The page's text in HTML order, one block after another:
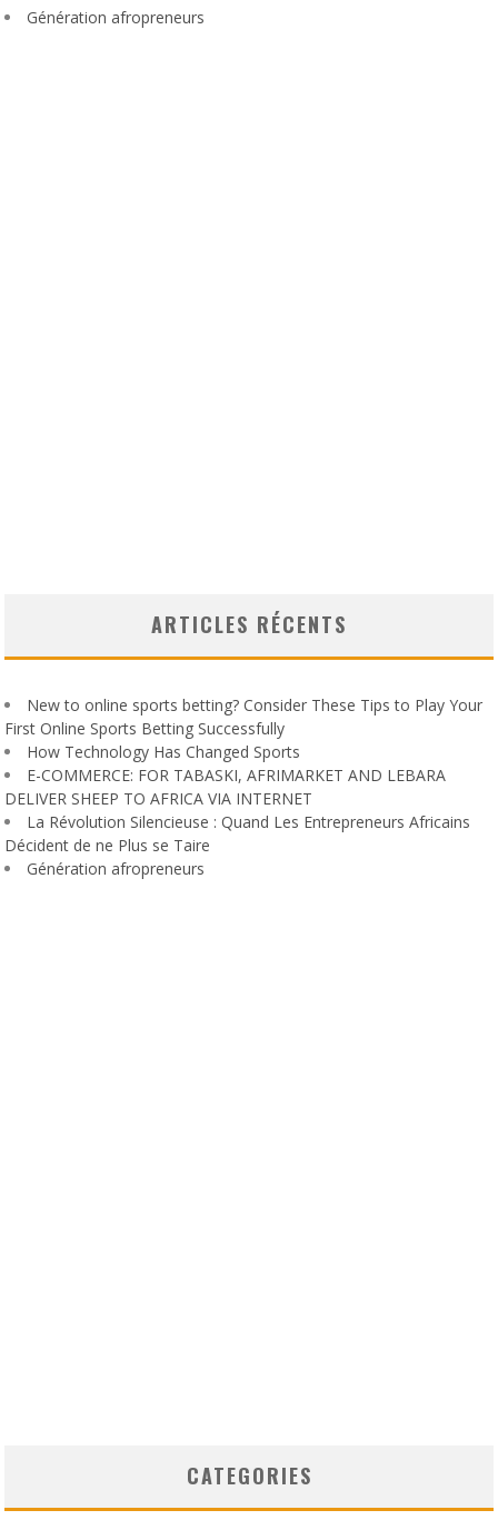
Génération afropreneurs
ARTICLES RÉCENTS
New to online sports betting? Consider These Tips to Play Your
First Online Sports Betting Successfully
How Technology Has Changed Sports
E-COMMERCE: FOR TABASKI, AFRIMARKET AND LEBARA
DELIVER SHEEP TO AFRICA VIA INTERNET
La Révolution Silencieuse : Quand Les Entrepreneurs Africains
Décident de ne Plus se Taire
Génération afropreneurs
CATEGORIES